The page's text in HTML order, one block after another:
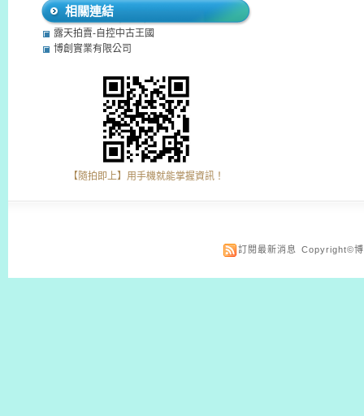
相關連結
露天拍賣-自控中古王國
博創實業有限公司
【隨拍即上】用手機就能掌握資訊！
訂閱最新消息 Copyright©